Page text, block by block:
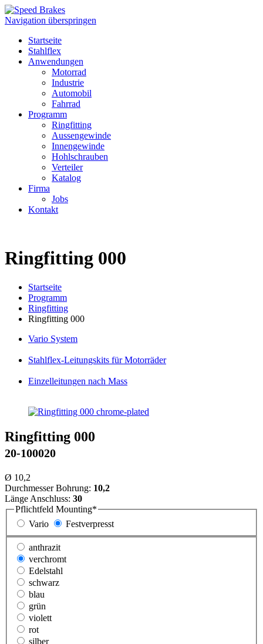
Navigation überspringen
Startseite
Stahlflex
Anwendungen
Motorrad
Industrie
Automobil
Fahrrad
Programm
Ringfitting
Aussengewinde
Innengewinde
Hohlschrauben
Verteiler
Katalog
Firma
Jobs
Kontakt
Ringfitting 000
Startseite
Programm
Ringfitting
Ringfitting 000
Vario System
Stahlflex-Leitungskits für Motorräder
Einzelleitungen nach Mass
Ringfitting 000
20-100020
Ø 10,2
Durchmesser Bohrung: 10,2
Länge Anschluss: 30
Pflichtfeld Mounting*
Vario
Festverpresst
anthrazit
verchromt
Edelstahl
schwarz
blau
grün
violett
rot
silber